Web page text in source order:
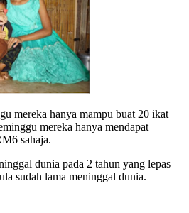
mereka hanya mampu buat 20 ikat
mereka hanya mendapat
sahaja.
dunia pada 2 tahun yang lepas
sudah lama meninggal dunia.